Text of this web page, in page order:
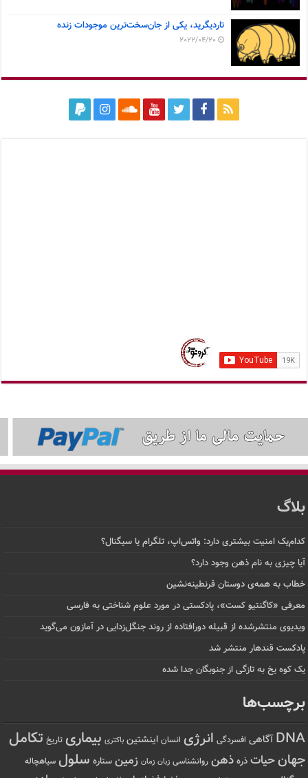
تاردیگرید، یکی از جان‌سخت‌ترین موجودات زنده
2022/04/20
بلاگ
کدام‌یک امنیت بیشتری دارد: واتس‌اپ، تلگرام یا سیگنال؟
آیا چیزی به نام ذهن وجود دارد؟
خطاب به همه‌ی دوستان قرنطینه‌نشین
معرفی «کاگنتیو کست»، پادکستی در مورد علوم شناختی به فارسی
ویدیوی منتشرشده از قبیله دورافتاده‌ از روند جنگل‌زدایی در آمازون می‌گوید
پادکست قندهار منتشر شد
یک کوه یخ به تازگی از جنوبگان جدا شده
برچسب‌ها
DNA آگاهی افسردگی انرژی انسان اینشتین باکتری بیماری تاریخ تکامل
جهانحیات ذره ذهن روانشناسی زبان زمان زمین ستاره سلول سیاهچاله